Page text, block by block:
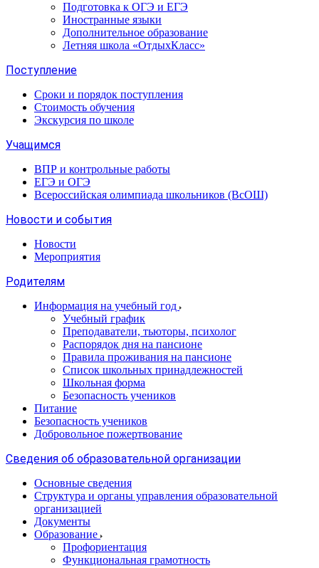
Подготовка к ОГЭ и ЕГЭ
Иностранные языки
Дополнительное образование
Летняя школа «ОтдыхКласс»
Поступление
Сроки и порядок поступления
Стоимость обучения
Экскурсия по школе
Учащимся
ВПР и контрольные работы
ЕГЭ и ОГЭ
Всероссийская олимпиада школьников (ВсОШ)
Новости и события
Новости
Мероприятия
Родителям
Информация на учебный год
Учебный график
Преподаватели, тьюторы, психолог
Распорядок дня на пансионе
Правила проживания на пансионе
Список школьных принадлежностей
Школьная форма
Безопасность учеников
Питание
Безопасность учеников
Добровольное пожертвование
Сведения об образовательной организации
Основные сведения
Структура и органы управления образовательной
организацией
Документы
Образование
Профориентация
Функциональная грамотность